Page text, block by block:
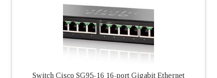
Switch Cisco SG95-16 16-port Gigabit Ethernet